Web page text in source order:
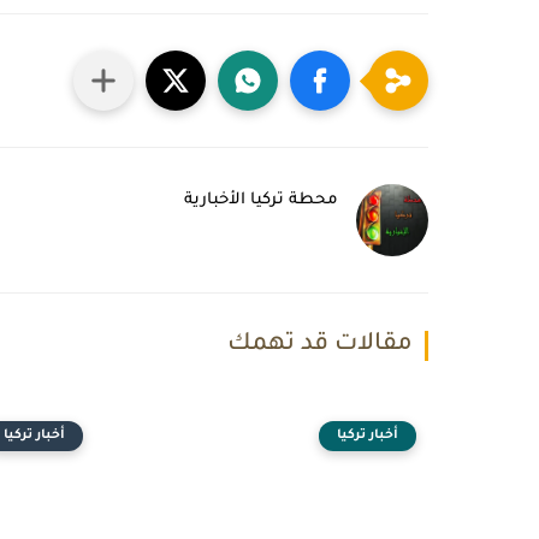
محطة تركيا الأخبارية
مقالات قد تهمك
أخبار تركيا أخبار تركيا